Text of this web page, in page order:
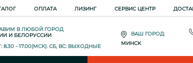
ОПЛАТА ЛИЗИНГ СЕРВИС ЦЕНТР
В ЛЮБОЙ ГОРОД
И БЕЛОРУССИИ
8.30 - 17.00(МСК). СБ, ВС: ВЫХОДНЫЕ
ВАШ ГОРОД:
МИНСК